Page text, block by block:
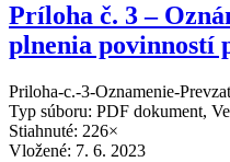
Príloha č. 3 –
plnenia povinností
Priloha-c.-3-Oznamenie-
Typ súboru: PDF dokument,
Stiahnuté: 226×
Vložené: 7. 6. 2023